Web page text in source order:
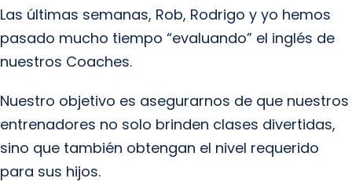
Las últimas semanas, Rob, Rodrigo y yo hemos
pasado mucho tiempo “evaluando” el inglés de
nuestros Coaches.
Nuestro objetivo es asegurarnos de que nuestros
entrenadores no solo brinden clases divertidas,
sino que también obtengan el nivel requerido
para sus hijos.